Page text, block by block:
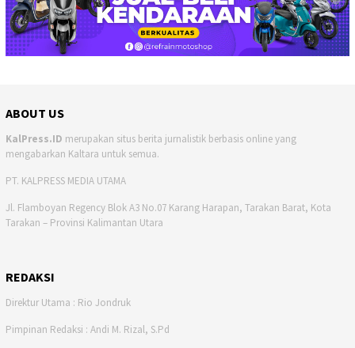
ABOUT US
KalPress.ID merupakan situs berita jurnalistik berbasis online yang
mengabarkan Kaltara untuk semua.
PT. KALPRESS MEDIA UTAMA
Jl. Flamboyan Regency Blok A3 No.07 Karang Harapan, Tarakan Barat, Kota
Tarakan – Provinsi Kalimantan Utara
REDAKSI
Direktur Utama : Rio Jondruk
Pimpinan Redaksi : Andi M. Rizal, S.Pd